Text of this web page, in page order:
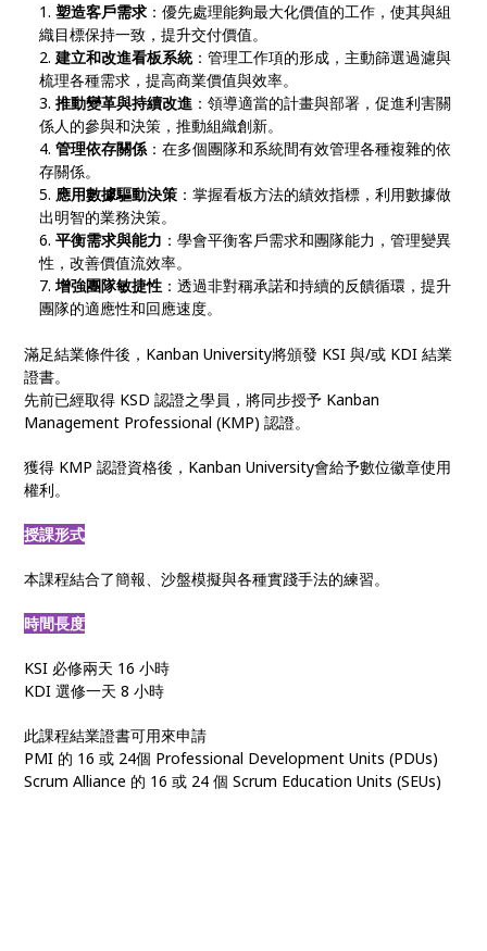
塑造客戶需求 ：優先處理能夠最大化價值的工作，使其與組
織目標保持一致，提升交付價值。
建立和改進看板系統：管理工作項的形成，主動篩選過濾與
梳理各種需求，提高商業價值與效率。
推動變革與持續改進 ：領導適當的計畫與部署，促進利害關
係人的參與和決策，推動組織創新。
管理依存關係 ：在多個團隊和系統間有效管理各種複雜的依
存關係。
應用數據驅動決策 ：掌握看板方法的績效指標，利用數據做
出明智的業務決策。
平衡需求與能力 ：學會平衡客戶需求和團隊能力，管理變異
性，改善價值流效率。
增強團隊敏捷性 ：透過非對稱承諾和持續的反饋循環，提升
團隊的適應性和回應速度。
滿足結業條件後，Kanban University將頒發 KSI 與/或 KDI 結業
證書。
先前已經取得 KSD 認證之學員，將同步授予 Kanban
Management Professional (KMP) 認證。
獲得 KMP 認證資格後，Kanban University會給予數位徽章使用
權利。
授課形式
本課程結合了簡報、沙盤模擬與各種實踐手法的練習。
時間長度
KSI 必修兩天 16 小時
KDI 選修一天 8 小時
此課程結業證書可用來申請
PMI 的 16 或 24個 Professional Development Units (PDUs)
Scrum Alliance 的 16 或 24 個 Scrum Education Units (SEUs)